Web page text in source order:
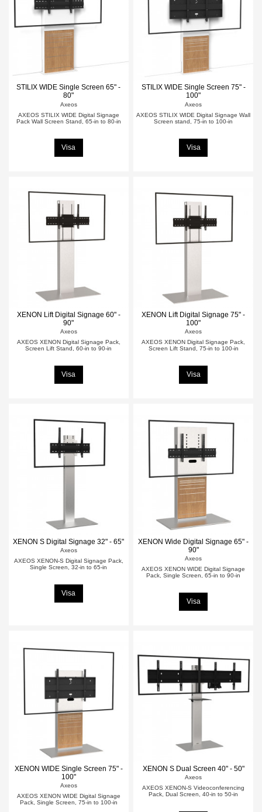
STILIX WIDE Single Screen 65" -
80"
Axeos
AXEOS STILIX WIDE Digital Signage
Pack Wall Screen Stand, 65-in to 80-in
Visa
STILIX WIDE Single Screen 75" -
100"
Axeos
AXEOS STILIX WIDE Digital Signage Wall
Screen stand, 75-in to 100-in
Visa
XENON Lift Digital Signage 60" -
90"
Axeos
AXEOS XENON Digital Signage Pack,
Screen Lift Stand, 60-in to 90-in
Visa
XENON Lift Digital Signage 75" -
100"
Axeos
AXEOS XENON Digital Signage Pack,
Screen Lift Stand, 75-in to 100-in
Visa
XENON S Digital Signage 32" - 65"
Axeos
AXEOS XENON-S Digital Signage Pack,
Single Screen, 32-in to 65-in
Visa
XENON Wide Digital Signage 65" -
90"
Axeos
AXEOS XENON WIDE Digital Signage
Pack, Single Screen, 65-in to 90-in
Visa
XENON WIDE Single Screen 75" -
100"
Axeos
AXEOS XENON WIDE Digital Signage
Pack, Single Screen, 75-in to 100-in
XENON S Dual Screen 40" - 50"
Axeos
AXEOS XENON-S Videoconferencing
Pack, Dual Screen, 40-in to 50-in